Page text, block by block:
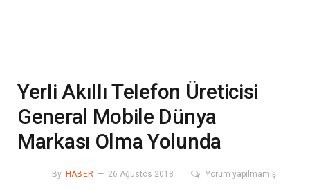
Yerli Akıllı Telefon Üreticisi
General Mobile Dünya
Markası Olma Yolunda
By HABER 26 Ağustos 2018 Yorum yapılmamış